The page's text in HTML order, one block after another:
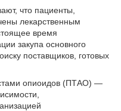
что пациенты,
лекарственным
время
закупа основного
поставщиков, готовых
опиоидов (ПТАО) —